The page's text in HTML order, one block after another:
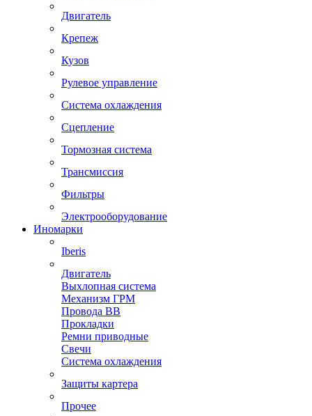
Двигатель
Крепеж
Кузов
Рулевое управление
Система охлаждения
Сцепление
Тормозная система
Трансмиссия
Фильтры
Электрооборудование
Иномарки
Iberis
Двигатель
Выхлопная система
Механизм ГРМ
Провода ВВ
Прокладки
Ремни приводные
Свечи
Система охлаждения
Защиты картера
Прочее